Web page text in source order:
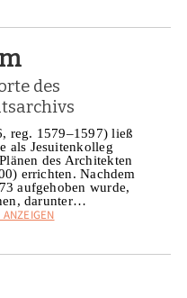
des
reg. 1579–1597) ließ
als Jesuitenkolleg
des Architekten
errichten. Nachdem
aufgehoben wurde,
darunter…